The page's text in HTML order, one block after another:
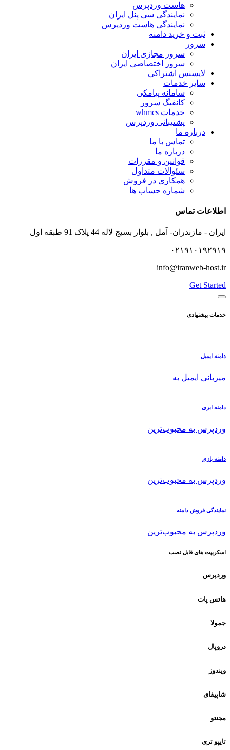
هاست وردپرس
نمایندگی سی پنل ایران
نمایندگی هاست وردپرس
ثبت و خرید دامنه
سرور
سرور مجازی ایران
سرور اختصاصی ایران
لایسنس اشتراکی
سایر خدمات
سامانه پیامکی
کانفیگ سرور
خدمات whmcs
پشتیبانی وردپرس
درباره ما
تماس با ما
درباره ما
قوانین و مقررات
سئوالات متداول
همکاری در فروش
شماره حساب ها
اطلاعات تماس
ایران - مازندران- آمل , بلوار بسیج لاله 44 پلاک 91 طبقه اول
۰۲۱۹۱۰۱۹۲۹۱۹
info@iranweb-host.ir
Get Started
خدمات پیشنهادی
دامنه ایمیل
میزبانی ایمیل به
دامنه ابری
وردپرس به محبوب‌ترین
دامنه بازی
وردپرس به محبوب‌ترین
نمایندگی فروش دامنه
وردپرس به محبوب‌ترین
اسکریپت های قابل نصب
وردپرس
هاتس پات
جمولا
دروپال
ویندوز
شاپیفای
مجنتو
تایپو تری